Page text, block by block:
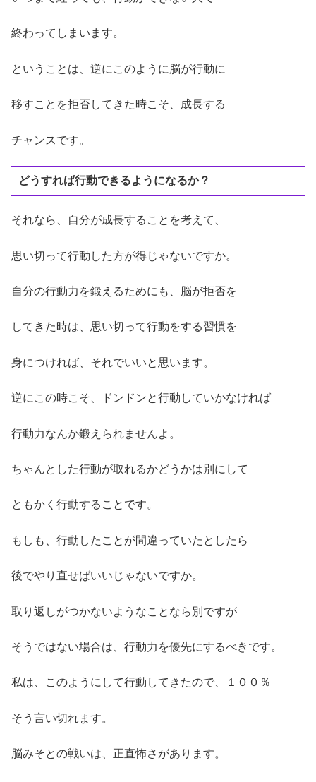
終わってしまいます。
ということは、逆にこのように脳が行動に
移すことを拒否してきた時こそ、成長する
チャンスです。
どうすれば行動できるようになるか？
それなら、自分が成長することを考えて、
思い切って行動した方が得じゃないですか。
自分の行動力を鍛えるためにも、脳が拒否を
してきた時は、思い切って行動をする習慣を
身につければ、それでいいと思います。
逆にこの時こそ、ドンドンと行動していかなければ
行動力なんか鍛えられませんよ。
ちゃんとした行動が取れるかどうかは別にして
ともかく行動することです。
もしも、行動したことが間違っていたとしたら
後でやり直せばいいじゃないですか。
取り返しがつかないようなことなら別ですが
そうではない場合は、行動力を優先にするべきです。
私は、このようにして行動してきたので、１００％
そう言い切れます。
脳みそとの戦いは、正直怖さがあります。